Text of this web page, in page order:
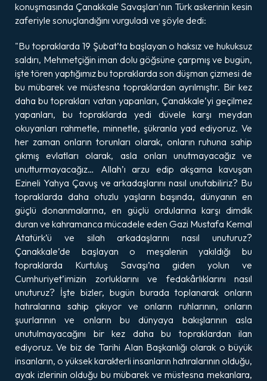
konuşmasında Çanakkale Savaşları'nın Türk askerinin kesin
zaferiyle sonuçlandığını vurguladı ve şöyle dedi:
"Bu topraklarda 19 Şubat’ta başlayan o haksız ve hukuksuz
saldırı, Mehmetçiğin iman dolu göğsüne çarpmış ve bugün,
işte tören yaptığımız bu topraklarda son düşman çizmesi de
bu mübarek ve müstesna topraklardan ayrılmıştır. Bir kez
daha bu toprakları vatan yapanları, Çanakkale’yi geçilmez
yapanları, bu topraklarda yedi düvele karşı meydan
okuyanları rahmetle, minnetle, şükranla yad ediyoruz. Ve
her zaman onların torunları olarak, onların ruhuna sahip
çıkmış evlatları olarak, asla onları unutmayacağız ve
unutturmayacağız… Allah’ı arzu edip akşama kavuşan
Ezineli Yahya Çavuş ve arkadaşlarını nasıl unutabiliriz? Bu
topraklarda daha otuzlu yaşların başında, dünyanın en
güçlü donanmalarına, en güçlü ordularına karşı dimdik
duran ve kahramanca mücadele eden Gazi Mustafa Kemal
Atatürk’ü ve silah arkadaşlarını nasıl unuturuz?
Çanakkale’de başlayan o meşalenin yakıldığı bu
topraklarda Kurtuluş Savaşı’na giden yolun ve
Cumhuriyet’imizin zorluklarını ve fedakârlıklarını nasıl
unuturuz? İşte bizler, bugün burada toplanarak onların
hatıralarına sahip çıkıyor ve onların ruhlarının, onların
şuurlarının ve onların bu dünyaya bakışlarının asla
unutulmayacağını bir kez daha bu topraklardan ilan
ediyoruz. Ve biz de Tarihi Alan Başkanlığı olarak o büyük
insanların, o yüksek karakterli insanların hatıralarının olduğu,
ayak izlerinin olduğu bu mübarek ve müstesna mekanlara,